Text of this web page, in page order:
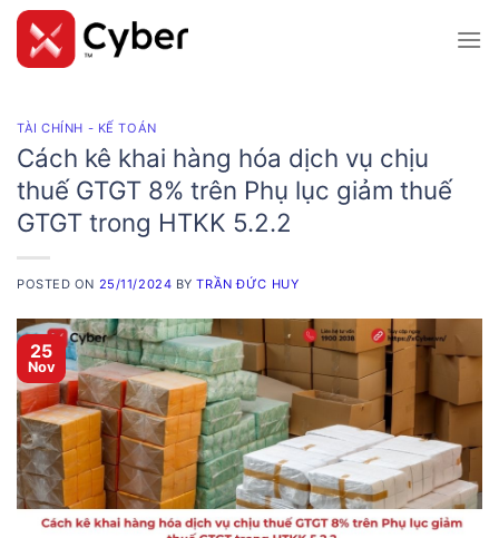
Skip
content
TÀI CHÍNH - KẾ TOÁN
Cách kê khai hàng hóa dịch vụ chịu
thuế GTGT 8% trên Phụ lục giảm thuế
GTGT trong HTKK 5.2.2
POSTED ON 25/11/2024 BYTRẦN ĐỨC HUY
25
Nov